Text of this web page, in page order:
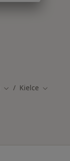
Zmień miasto
Kielce Zmień